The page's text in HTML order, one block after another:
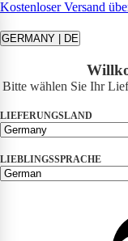
Kostenloser Versand
GERMANY | DE
Bitte wählen Sie Ihr
LIEFERUNGSLAND
LIEBLINGSSPRACHE